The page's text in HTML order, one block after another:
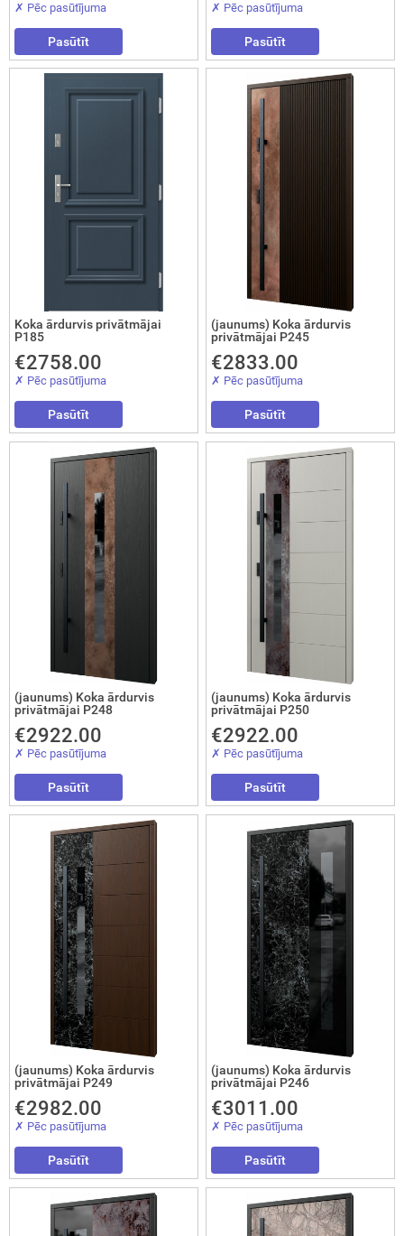
✗ Pēc pasūtījuma
Pasūtīt
✗ Pēc pasūtījuma
Pasūtīt
Koka ārdurvis privātmājai
P185
€2758.00
✗ Pēc pasūtījuma
Pasūtīt
(jaunums) Koka ārdurvis
privātmājai P245
€2833.00
✗ Pēc pasūtījuma
Pasūtīt
(jaunums) Koka ārdurvis
privātmājai P248
€2922.00
✗ Pēc pasūtījuma
Pasūtīt
(jaunums) Koka ārdurvis
privātmājai P250
€2922.00
✗ Pēc pasūtījuma
Pasūtīt
(jaunums) Koka ārdurvis
privātmājai P249
€2982.00
✗ Pēc pasūtījuma
Pasūtīt
(jaunums) Koka ārdurvis
privātmājai P246
€3011.00
✗ Pēc pasūtījuma
Pasūtīt
durvis (durvis-grāmatiņa)
Interesē
durvis
mājai
durvis
Aizvērt!